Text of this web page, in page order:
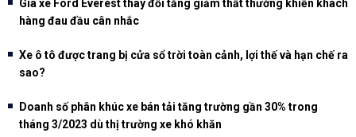
Giá xe Ford Everest thay đổi tăng giảm thất thường khiến khách
hàng đau đầu cân nhắc
Xe ô tô được trang bị cửa sổ trời toàn cảnh, lợi thế và hạn chế ra
sao?
Doanh số phân khúc xe bán tải tăng trường gần 30% trong
tháng 3/2023 dù thị trường xe khó khăn